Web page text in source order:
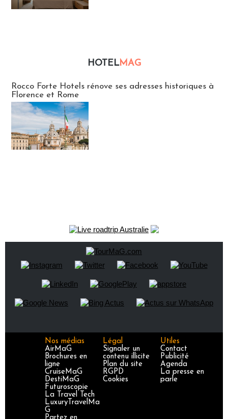
HOTELMAG
Rocco Forte Hotels rénove ses adresses historiques à
Florence et Rome
Nos médias
AirMaG
Brochures en
ligne
CruiseMaG
DestiMaG
Futuroscopie
La Travel Tech
LuxuryTravelMa
G
Légal
Signaler un
contenu illicite
Plan du site
RGPD
Cookies
Utiles
Contact
Publicité
Agenda
La presse en
parle